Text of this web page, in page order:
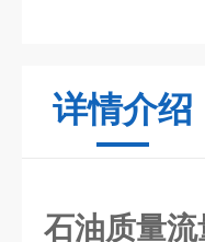
详情介绍
石油质量流